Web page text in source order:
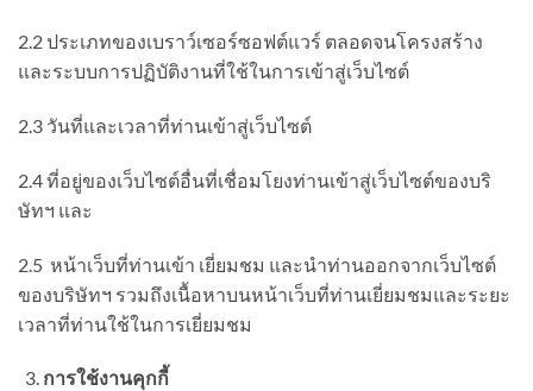
2.2 ประเภทของเบราว์เซอร์ซอฟต์แวร์ ตลอดจนโครงสร้าง
และระบบการปฏิบัติงานที่ใช้ในการเข้าสู่เว็บไซต์
2.3 วันที่และเวลาที่ท่านเข้าสู่เว็บไซต์
2.4 ที่อยู่ของเว็บไซต์อื่นที่เชื่อมโยงท่านเข้าสู่เว็บไซต์ของบริ
ษัทฯ และ
2.5 หน้าเว็บที่ท่านเข้า เยี่ยมชม และนำท่านออกจากเว็บไซต์
ของบริษัทฯ รวมถึงเนื้อหาบนหน้าเว็บที่ท่านเยี่ยมชมและระยะ
เวลาที่ท่านใช้ในการเยี่ยมชม
การใช้งานคุกกี้